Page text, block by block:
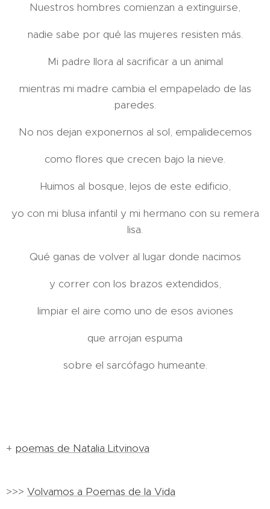
Nuestros hombres comienzan a extinguirse,
nadie sabe por qué las mujeres resisten más.
Mi padre llora al sacrificar a un animal
mientras mi madre cambia el empapelado de las
paredes.
No nos dejan exponernos al sol, empalidecemos
como flores que crecen bajo la nieve.
Huimos al bosque, lejos de este edificio,
yo con mi blusa infantil y mi hermano con su remera
lisa.
Qué ganas de volver al lugar donde nacimos
y correr con los brazos extendidos,
limpiar el aire como uno de esos aviones
que arrojan espuma
sobre el sarcófago humeante.
+ poemas de Natalia Litvinova
>>> Volvamos a Poemas de la Vida